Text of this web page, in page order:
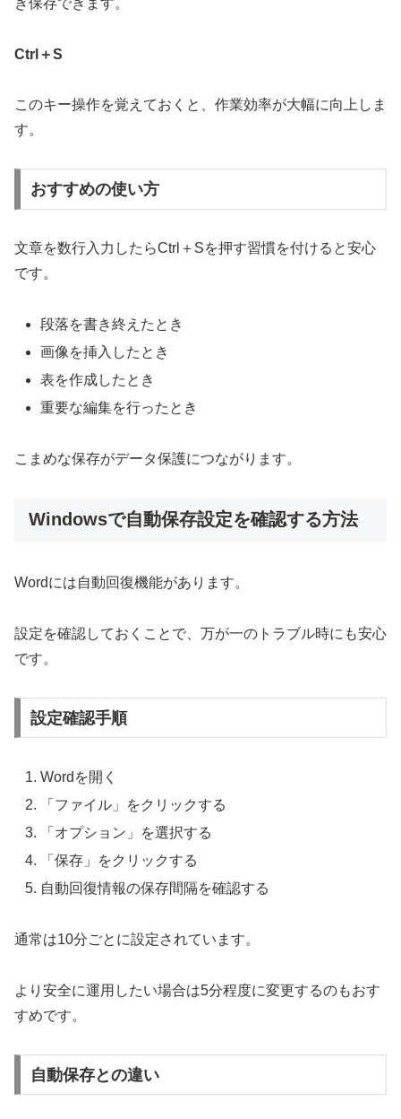
Ctrl＋S
このキー操作を覚えておくと、作業効率が大幅に向上しま
す。
おすすめの使い方
文章を数行入力したらCtrl＋Sを押す習慣を付けると安心
です。
段落を書き終えたとき
画像を挿入したとき
表を作成したとき
重要な編集を行ったとき
こまめな保存がデータ保護につながります。
Windowsで自動保存設定を確認する方法
Wordには自動回復機能があります。
設定を確認しておくことで、万が一のトラブル時にも安心
です。
設定確認手順
Wordを開く
「ファイル」をクリックする
「オプション」を選択する
「保存」をクリックする
自動回復情報の保存間隔を確認する
通常は10分ごとに設定されています。
より安全に運用したい場合は5分程度に変更するのもおす
すめです。
自動保存との違い